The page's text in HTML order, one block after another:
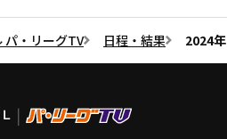
パ・リーグTV 日程・結果 2024